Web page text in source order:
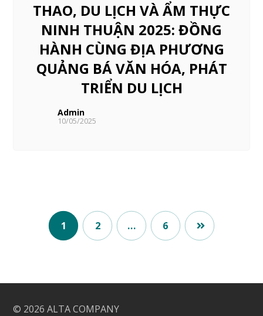
THAO, DU LỊCH VÀ ẨM THỰC
NINH THUẬN 2025: ĐỒNG
HÀNH CÙNG ĐỊA PHƯƠNG
QUẢNG BÁ VĂN HÓA, PHÁT
TRIỂN DU LỊCH
Admin
10/05/2025
1 2 … 6
© 2026ALTA COMPANY